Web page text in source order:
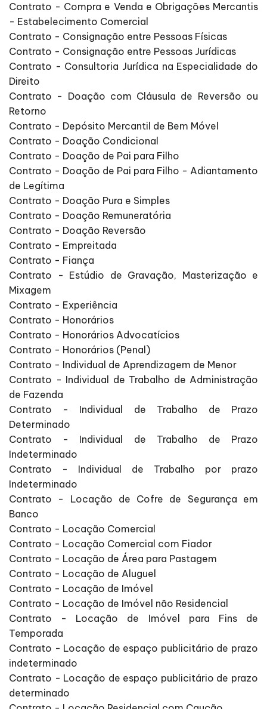
Contrato - Compra e Venda e Obrigações Mercantis
- Estabelecimento Comercial
Contrato - Consignação entre Pessoas Físicas
Contrato - Consignação entre Pessoas Jurídicas
Contrato - Consultoria Jurídica na Especialidade do
Direito
Contrato - Doação com Cláusula de Reversão ou
Retorno
Contrato - Depósito Mercantil de Bem Móvel
Contrato - Doação Condicional
Contrato - Doação de Pai para Filho
Contrato - Doação de Pai para Filho - Adiantamento
de Legítima
Contrato - Doação Pura e Simples
Contrato - Doação Remuneratória
Contrato - Doação Reversão
Contrato - Empreitada
Contrato - Fiança
Contrato - Estúdio de Gravação, Masterização e
Mixagem
Contrato - Experiência
Contrato - Honorários
Contrato - Honorários Advocatícios
Contrato - Honorários (Penal)
Contrato - Individual de Aprendizagem de Menor
Contrato - Individual de Trabalho de Administração
de Fazenda
Contrato - Individual de Trabalho de Prazo
Determinado
Contrato - Individual de Trabalho de Prazo
Indeterminado
Contrato - Individual de Trabalho por prazo
Indeterminado
Contrato - Locação de Cofre de Segurança em
Banco
Contrato - Locação Comercial
Contrato - Locação Comercial com Fiador
Contrato - Locação de Área para Pastagem
Contrato - Locação de Aluguel
Contrato - Locação de Imóvel
Contrato - Locação de Imóvel não Residencial
Contrato - Locação de Imóvel para Fins de
Temporada
Contrato - Locação de espaço publicitário de prazo
indeterminado
Contrato - Locação de espaço publicitário de prazo
determinado